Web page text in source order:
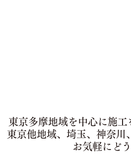
東京多摩地域を中心に施工
東京他地域、埼玉、神奈川
お気軽にどう